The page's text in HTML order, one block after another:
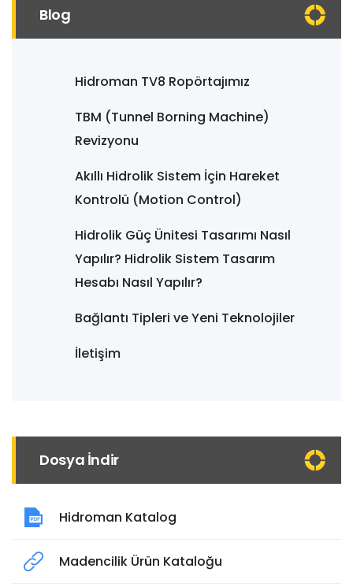
Blog
Hidroman TV8 Ropörtajımız
TBM (Tunnel Borning Machine)
Revizyonu
Akıllı Hidrolik Sistem İçin Hareket
Kontrolü (Motion Control)
Hidrolik Güç Ünitesi Tasarımı Nasıl
Yapılır? Hidrolik Sistem Tasarım
Hesabı Nasıl Yapılır?
Bağlantı Tipleri ve Yeni Teknolojiler
İletişim
Dosya İndir
Hidroman Katalog
Madencilik Ürün Kataloğu